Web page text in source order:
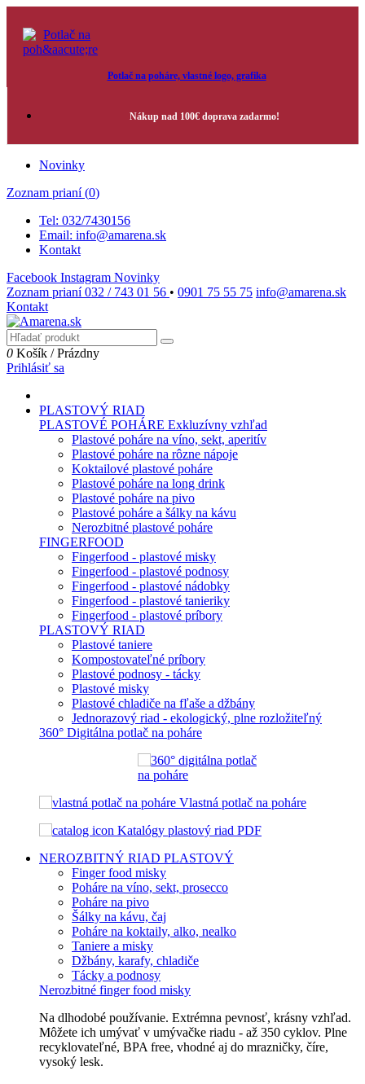
Potlač na poháre, vlastné logo, grafika
Nákup nad 100€ doprava zadarmo!
Novinky
Zoznam prianí (0)
Tel: 032/7430156
Email: info@amarena.sk
Kontakt
Facebook Instagram Novinky
Zoznam prianí 032 / 743 01 56 • 0901 75 55 75 info@amarena.sk
Kontakt
0 Košík /Prázdny
Prihlásiť sa
PLASTOVÝ RIAD
PLASTOVÉ POHÁRE Exkluzívny vzhľad
Plastové poháre na víno, sekt, aperitív
Plastové poháre na rôzne nápoje
Koktailové plastové poháre
Plastové poháre na long drink
Plastové poháre na pivo
Plastové poháre a šálky na kávu
Nerozbitné plastové poháre
FINGERFOOD
Fingerfood - plastové misky
Fingerfood - plastové podnosy
Fingerfood - plastové nádobky
Fingerfood - plastové tanieriky
Fingerfood - plastové príbory
PLASTOVÝ RIAD
Plastové taniere
Kompostovateľné príbory
Plastové podnosy - tácky
Plastové misky
Plastové chladiče na fľaše a džbány
Jednorazový riad - ekologický, plne rozložiteľný
360° Digitálna potlač na poháre
Vlastná potlač na poháre
Katalógy plastový riad PDF
NEROZBITNÝ RIAD PLASTOVÝ
Finger food misky
Poháre na víno, sekt, prosecco
Poháre na pivo
Šálky na kávu, čaj
Poháre na koktaily, alko, nealko
Taniere a misky
Džbány, karafy, chladiče
Tácky a podnosy
Nerozbitné finger food misky
Na dlhodobé používanie. Extrémna pevnosť, krásny vzhľad.
Môžete ich umývať v umývačke riadu - až 350 cyklov. Plne
recyklovateľné, BPA free, vhodné aj do mrazničky, číre,
vysoký lesk.